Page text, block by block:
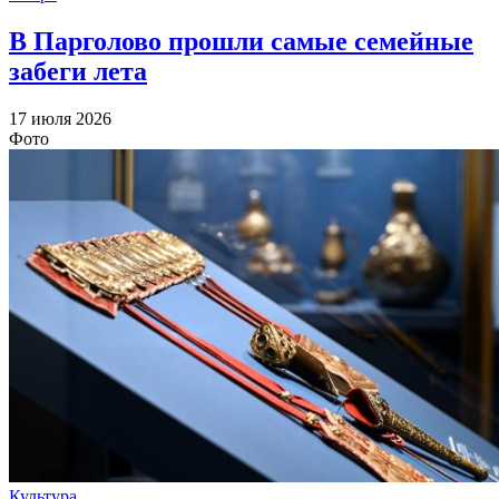
В Парголово прошли самые семейные
забеги лета
17 июля 2026
Фото